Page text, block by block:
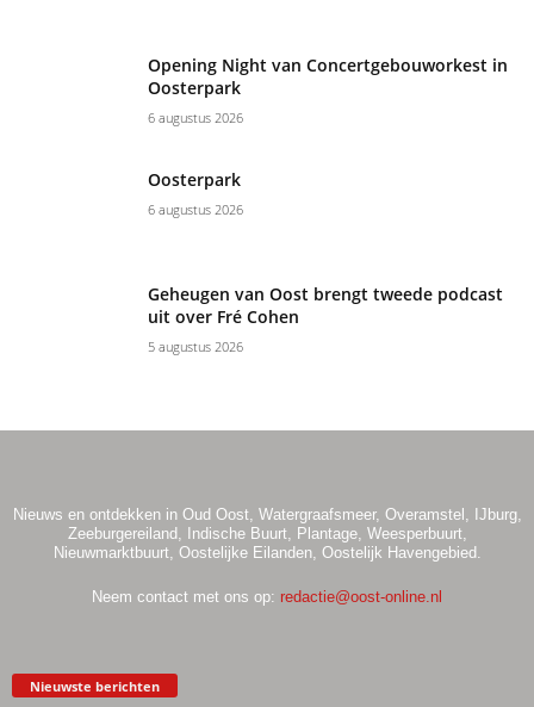
Opening Night van Concertgebouworkest in
Oosterpark
6 augustus 2026
Oosterpark
6 augustus 2026
Geheugen van Oost brengt tweede podcast
uit over Fré Cohen
5 augustus 2026
Nieuws en ontdekken in Oud Oost, Watergraafsmeer, Overamstel, IJburg,
Zeeburgereiland, Indische Buurt, Plantage, Weesperbuurt,
Nieuwmarktbuurt, Oostelijke Eilanden, Oostelijk Havengebied.
Neem contact met ons op: redactie@oost-online.nl
Nieuwste berichten